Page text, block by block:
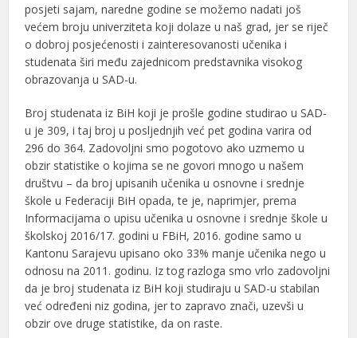
posjeti sajam, naredne godine se možemo nadati još
većem broju univerziteta koji dolaze u naš grad, jer se riječ
o dobroj posjećenosti i zainteresovanosti učenika i
studenata širi među zajednicom predstavnika visokog
obrazovanja u SAD-u.
Broj studenata iz BiH koji je prošle godine studirao u SAD-
u je 309, i taj broj u posljednjih već pet godina varira od
296 do 364. Zadovoljni smo pogotovo ako uzmemo u
obzir statistike o kojima se ne govori mnogo u našem
društvu – da broj upisanih učenika u osnovne i srednje
škole u Federaciji BiH opada, te je, naprimjer, prema
Informacijama o upisu učenika u osnovne i srednje škole u
školskoj 2016/17. godini u FBiH, 2016. godine samo u
Kantonu Sarajevu upisano oko 33% manje učenika nego u
odnosu na 2011. godinu. Iz tog razloga smo vrlo zadovoljni
da je broj studenata iz BiH koji studiraju u SAD-u stabilan
već određeni niz godina, jer to zapravo znači, uzevši u
obzir ove druge statistike, da on raste.